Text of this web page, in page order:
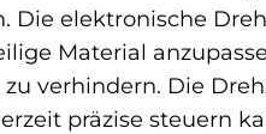
elektronische
Material
verhindern. Die
präzise steuern